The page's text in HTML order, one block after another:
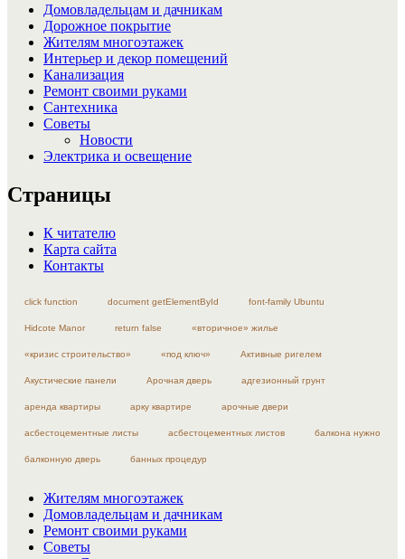
Домовладельцам и дачникам
Дорожное покрытие
Жителям многоэтажек
Интерьер и декор помещений
Канализация
Ремонт своими руками
Сантехника
Советы
Новости
Электрика и освещение
Страницы
К читателю
Карта сайта
Контакты
click function document getElementById font-family Ubuntu
Hidcote Manor return false «вторичное» жилье
«кризис строительство» «под ключ» Активные ригелем
Акустические панели Арочная дверь адгезионный грунт
аренда квартиры арку квартире арочные двери
асбестоцементные листы асбестоцементных листов балкона нужно
балконную дверь банных процедур
Жителям многоэтажек
Домовладельцам и дачникам
Ремонт своими руками
Советы